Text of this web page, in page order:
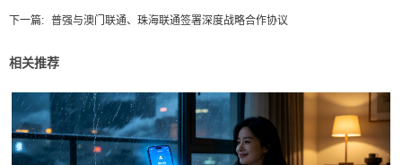
下一篇: 普强与澳门联通、珠海联通签署深度战略合作协议
相关推荐